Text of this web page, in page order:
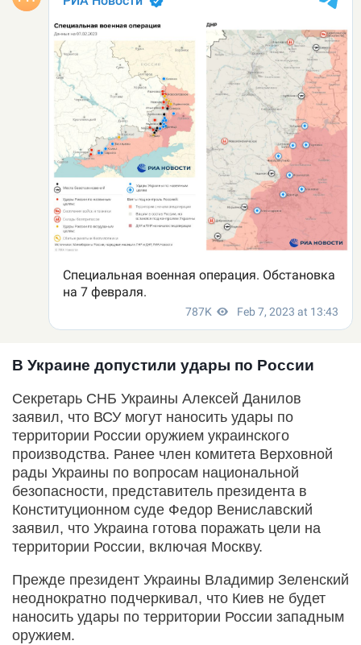
В Украине допустили удары по России
Секретарь СНБ Украины Алексей Данилов
заявил, что ВСУ могут наносить удары по
территории России оружием украинского
производства. Ранее член комитета Верховной
рады Украины по вопросам национальной
безопасности, представитель президента в
Конституционном суде Федор Вениславский
заявил, что Украина готова поражать цели на
территории России, включая Москву.
Прежде президент Украины Владимир Зеленский
неоднократно подчеркивал, что Киев не будет
наносить удары по территории России западным
оружием.